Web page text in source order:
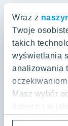
Wraz z
Twoje
takich
wyświetlania
analizowania
Masz wybór
Projekty w
Projekty
Aktualności
Zakup gruntów
Kariera
Projekty w
Aroma Park
Talarowa Park
Talarowa Park II
Spokojny
Spokojny
Nordic
Oferty
Mieszkania 2-
Mieszkania 3-
Mieszkania 4-
Oferty
Mieszkania 2-
Mieszkania 4-
Oferty
Lokale